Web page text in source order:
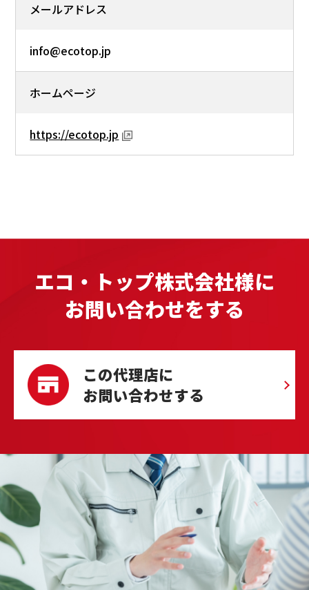
メールアドレス
info@ecotop.jp
ホームページ
https://ecotop.jp
エコ・トップ株式会社様に
お問い合わせをする
この代理店に
お問い合わせする